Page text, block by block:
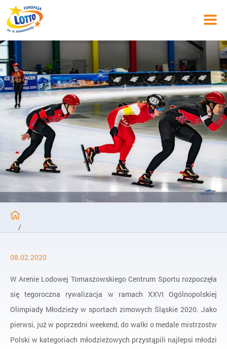
/
/
Początek w Arenie Lodowej
08.02.2020
W Arenie Lodowej Tomaszowskiego Centrum Sportu rozpoczęła
się tegoroczna rywalizacja w ramach XXVI Ogólnopolskiej
Olimpiady Młodzieży w sportach zimowych Śląskie 2020. Jako
pierwsi, już w poprzedni weekend, do walki o medale mistrzostw
Polski w kategoriach młodzieżowych przystąpili najlepsi młodzi